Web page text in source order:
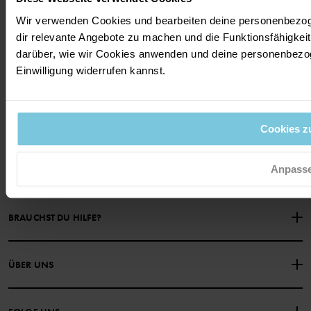
Wir verwenden Cookies und bearbeiten deine
dir relevante Angebote zu machen und die
darüber, wie wir Cookies anwenden und deine
Einwilligung widerrufen kannst.
Cookies
Sei dabei und spare 15% bei deinem
ersten Einkauf!
BRAUCHST DU HILFE?
HÄUFIG GESTELLTE FRAGEN EINKAUFSBEDINGUNGEN
ÜBER UNS